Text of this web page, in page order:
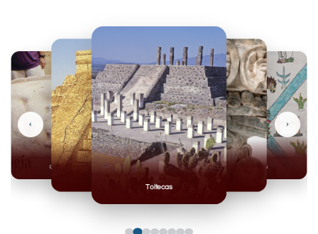
Toltecas
Mexicas
Olmecas
‹ ›